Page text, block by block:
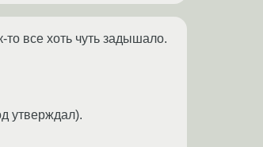
все хоть чуть задышало.
утверждал).